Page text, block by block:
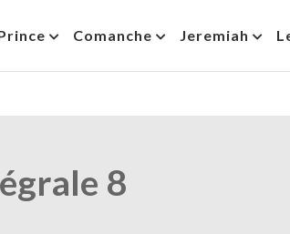
Comanche Jeremiah
8